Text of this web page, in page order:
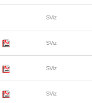
SViz
SViz
SViz
SViz